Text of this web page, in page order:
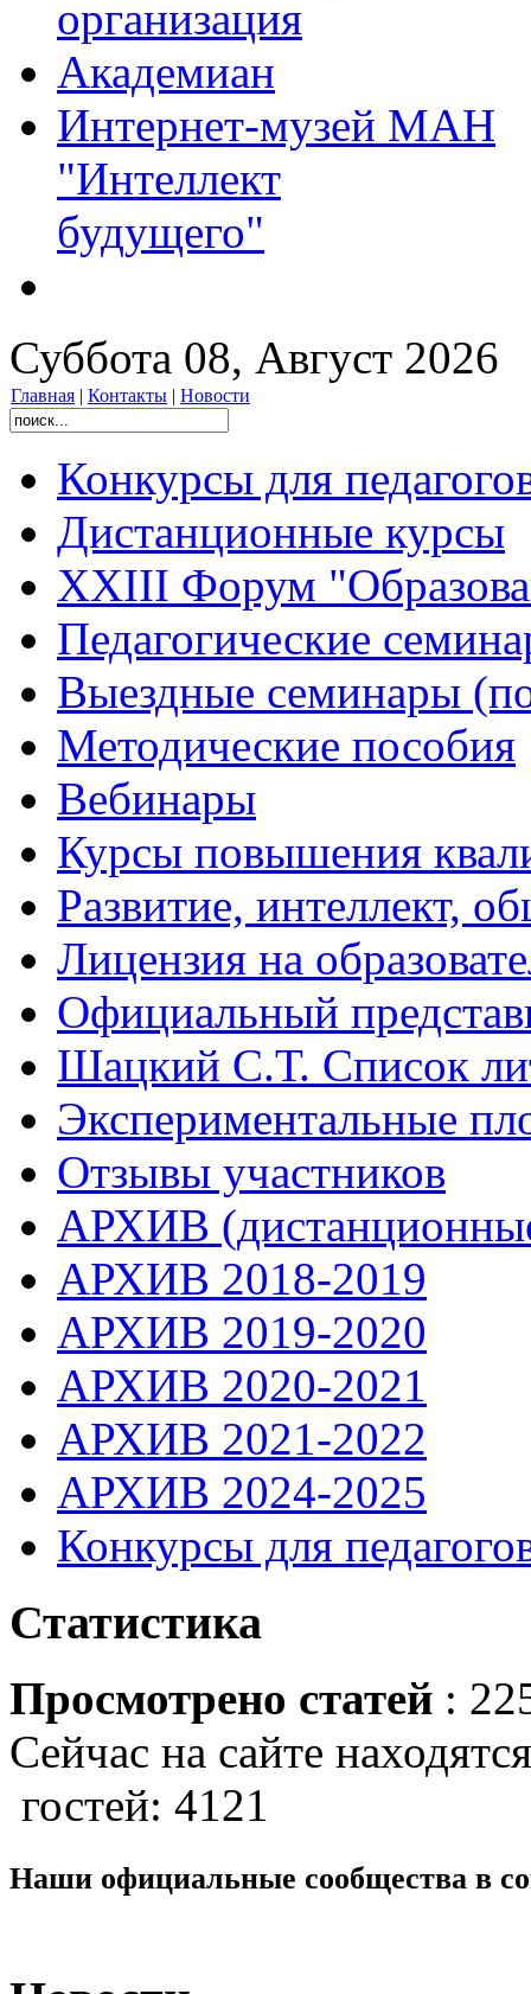
организация
Академиан
Интернет-музей МАН
"Интеллект
будущего"
Суббота 08, Август 2026
Главная | Контакты | Новости
Конкурсы для
Дистанционные курсы
XXIII Форум
Педагогические
Выездные семинары
Методические пособия
Вебинары
Курсы повышения
Развитие, интеллект,
Лицензия на
Официальный
Шацкий С.Т. Список
Экспериментальные
Отзывы участников
АРХИВ
АРХИВ 2018-2019
АРХИВ 2019-2020
АРХИВ 2020-2021
АРХИВ 2021-2022
АРХИВ 2024-2025
Конкурсы для
Статистика
Просмотрено статей :
Сейчас на сайте
гостей: 4121
Наши официальные сообщества в